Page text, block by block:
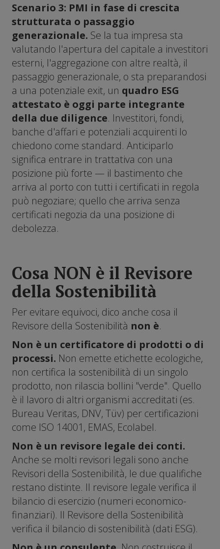
Scenario 3: PMI in fase di crescita
strutturata o passaggio
generazionale. Se la tua impresa sta
valutando l'apertura del capitale a investitori
esterni, l'aggregazione con altre realtà, il
passaggio generazionale, o sta preparandosi
a una potenziale exit, un quadro ESG
attestato è oggi parte integrante
della due diligence. Investitori, fondi,
banche d'affari e potenziali acquirenti lo
chiedono come standard. Anticiparlo
significa entrare in trattativa con una
posizione più forte — il bastimento che
arriva al porto con tutti i certificati in regola
può negoziare; quello che arriva senza
certificati negozia da una posizione di
debolezza.
Cosa NON è il Revisore
della Sostenibilità
Per evitare equivoci, dico anche cosa il
Revisore della Sostenibilità non è.
Non è un certificatore di prodotti o di
processi. Non emette etichette ecologiche,
non certifica la sostenibilità di un singolo
prodotto, non rilascia bollini "verde". Quello
è il lavoro di altri organismi accreditati (es.
Bureau Veritas, DNV, Tüv) per certificazioni
come ISO 14001, EMAS, Ecolabel.
Non è un revisore legale dei conti.
Anche se molti revisori legali sono anche
Revisori della Sostenibilità, le due qualifiche
restano distinte. Il revisore legale verifica il
bilancio di esercizio (numeri economico-
finanziari). Il Revisore della Sostenibilità
verifica il bilancio di sostenibilità (dati ESG).